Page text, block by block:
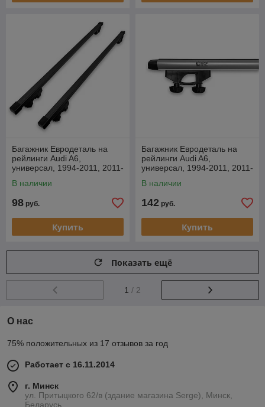
Багажник Евродеталь на
рейлинги Audi A6,
универсал, 1994-2011, 2011-
В наличии
98 руб.
Купить
Багажник Евродеталь на
рейлинги Audi A6,
универсал, 1994-2011, 2011-
В наличии
142 руб.
Купить
Показать ещё
1 / 2
О нас
75% положительных из 17 отзывов за год
Работает с 16.11.2014
г. Минск
ул. Притыцкого 62/в (здание магазина Serge), Минск,
Беларусь